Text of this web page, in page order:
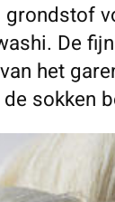
De
het
sokken